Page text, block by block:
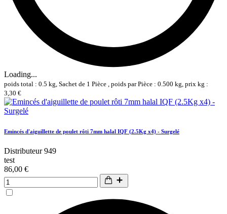
Loading...
poids total : 0.5 kg, Sachet de 1 Pièce , poids par Pièce : 0.500 kg, prix kg :
3,30 €
Emincés d'aiguillette de poulet rôti 7mm halal IQF (2.5Kg x4) - Surgelé
Distributeur 949
test
86,00 €